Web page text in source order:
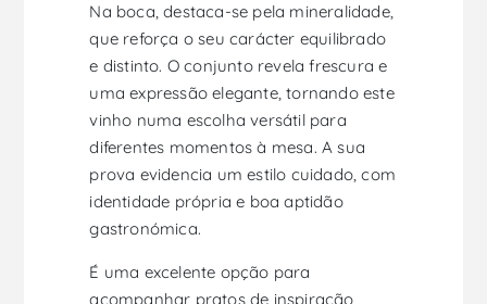
Na boca, destaca-se pela mineralidade,
que reforça o seu carácter equilibrado
e distinto. O conjunto revela frescura e
uma expressão elegante, tornando este
vinho numa escolha versátil para
diferentes momentos à mesa. A sua
prova evidencia um estilo cuidado, com
identidade própria e boa aptidão
gastronómica.
É uma excelente opção para
acompanhar pratos de inspiração